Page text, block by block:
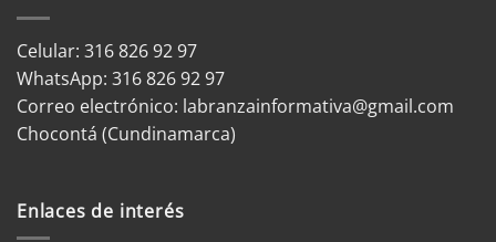
Celular: 316 826 92 97
WhatsApp: 316 826 92 97
Correo electrónico: labranzainformativa@gmail.com
Chocontá (Cundinamarca)
Enlaces de interés